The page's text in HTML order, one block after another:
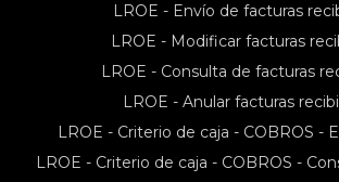
LROE - Envío de facturas
LROE - Modificar facturas
LROE - Consulta de facturas
LROE - Anular facturas
LROE - Criterio de caja - COBROS -
LROE - Criterio de caja - COBROS -